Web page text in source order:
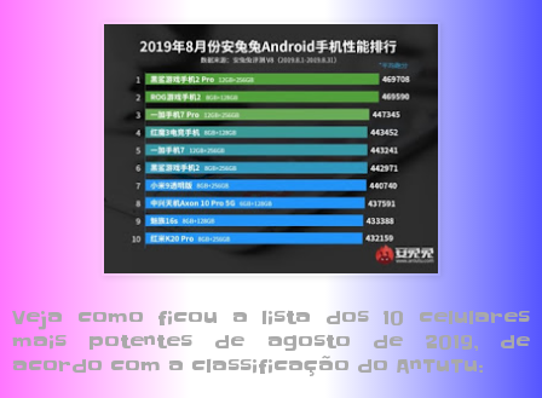
Veja como ficou a lista dos 10 celulares
mais potentes de agosto de 2019, de
acordo com a classificação do AnTuTu: